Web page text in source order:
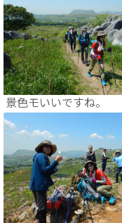
景色モいいですね。